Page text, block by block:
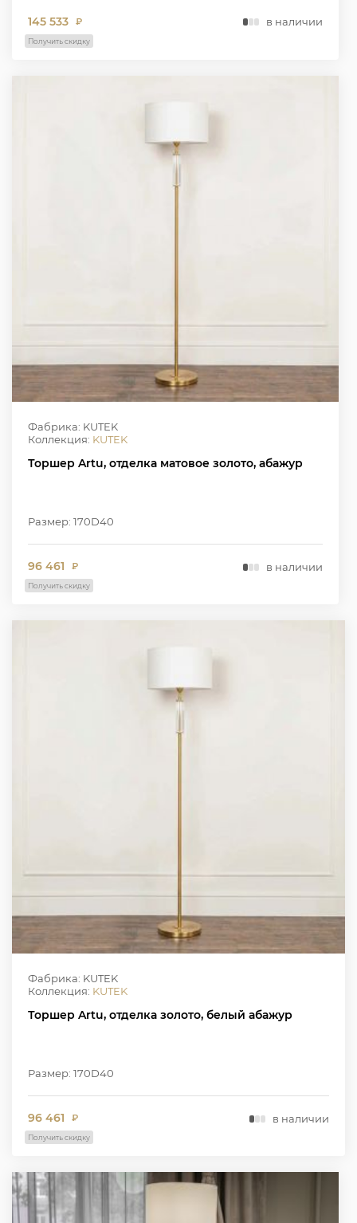
145 533 ₽ в наличии
Получить скидку
Фабрика: KUTEK
Коллекция: KUTEK
Торшер Artu, отделка матовое золото, абажур
Размер: 170D40
96 461 ₽ в наличии
Получить скидку
Фабрика: KUTEK
Коллекция: KUTEK
Торшер Artu, отделка золото, белый абажур
Размер: 170D40
96 461 ₽ в наличии
Получить скидку